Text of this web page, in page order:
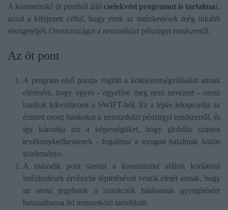
A kommüniké öt pontból álló cselekvési programot is tartalmaz,
azzal a kifejezett céllal, hogy ezek az intézkedések még inkább
elszigeteljék Oroszországot a nemzetközi pénzügyi rendszertől.
Az öt pont
A program első pontja rögzíti a kötelezettségvállalást annak
elérésére, hogy egyes - egyelőre meg nem nevezett - orosz
bankok kikerüljenek a SWIFT-ből. Ez a lépés lekapcsolja az
érintett orosz bankokat a nemzetközi pénzügyi rendszerről, és
így károsítja azt a képességüket, hogy globális szinten
tevékenykedhessenek - fogalmaz a nyugati hatalmak közös
közleménye.
A második pont szerint a kommüniké aláírói korlátozó
intézkedések érvénybe léptetésével veszik elejét annak, hogy
az orosz jegybank a szankciók hatásainak gyengítésére
használhassa fel nemzetközi tartalékait.